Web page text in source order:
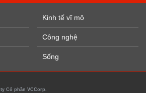
Kinh tế vĩ mô
Công nghệ
Sống
Cổ phần VCCorp.